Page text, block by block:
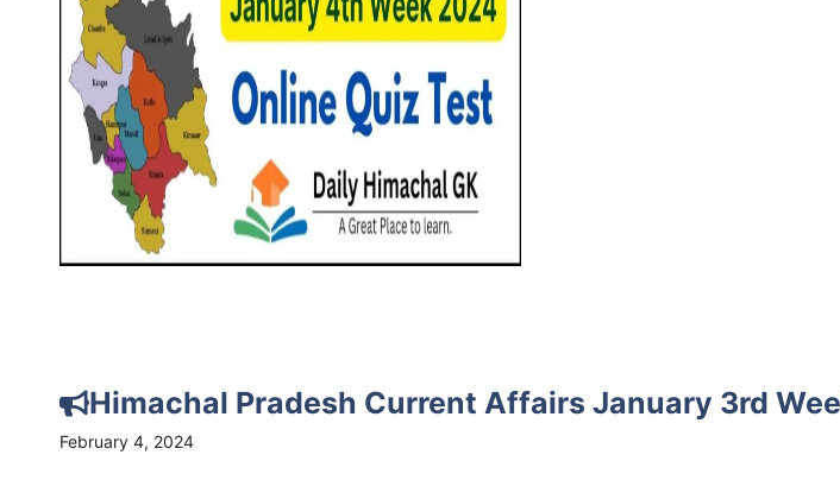
Himachal Pradesh Current Affairs January 3rd
February 4, 2024